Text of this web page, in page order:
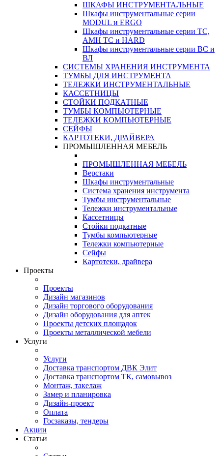
ШКАФЫ ИНСТРУМЕНТАЛЬНЫЕ
Шкафы инструментальные серии
MODUL и ERGO
Шкафы инструментальные серии ТС,
АМН ТС и HARD
Шкафы инструментальные серии ВС и
ВЛ
СИСТЕМЫ ХРАНЕНИЯ ИНСТРУМЕНТА
ТУМБЫ ДЛЯ ИНСТРУМЕНТА
ТЕЛЕЖКИ ИНСТРУМЕНТАЛЬНЫЕ
КАССЕТНИЦЫ
СТОЙКИ ПОДКАТНЫЕ
ТУМБЫ КОМПЬЮТЕРНЫЕ
ТЕЛЕЖКИ КОМПЬЮТЕРНЫЕ
СЕЙФЫ
КАРТОТЕКИ, ДРАЙВЕРА
ПРОМЫШЛЕННАЯ МЕБЕЛЬ
ПРОМЫШЛЕННАЯ МЕБЕЛЬ
Верстаки
Шкафы инструментальные
Система хранения инструмента
Тумбы инструментальные
Тележки инструментальные
Кассетницы
Стойки подкатные
Тумбы компьютерные
Тележки компьютерные
Сейфы
Картотеки, драйвера
Проекты
Проекты
Дизайн магазинов
Дизайн торгового оборудования
Дизайн оборудования для аптек
Проекты детских площадок
Проекты металлической мебели
Услуги
Услуги
Доставка транспортом ДВК Элит
Доставка транспортом ТК, самовывоз
Монтаж, такелаж
Замер и планировка
Дизайн-проект
Оплата
Госзаказы, тендеры
Акции
Статьи